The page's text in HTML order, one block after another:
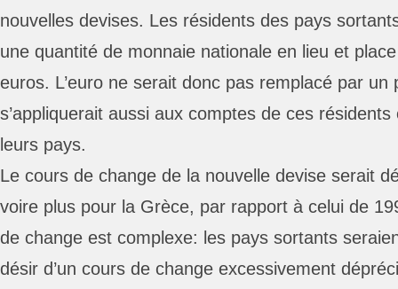
nouvelles devises. Les résidents des pays
une quantité de monnaie nationale en lieu et
euros. L’euro ne serait donc pas remplacé par un
s’appliquerait aussi aux comptes de ces résidents
leurs pays.
Le cours de change de la nouvelle devise serait
voire plus pour la Grèce, par rapport à celui de
de change est complexe: les pays sortants
désir d’un cours de change excessivement